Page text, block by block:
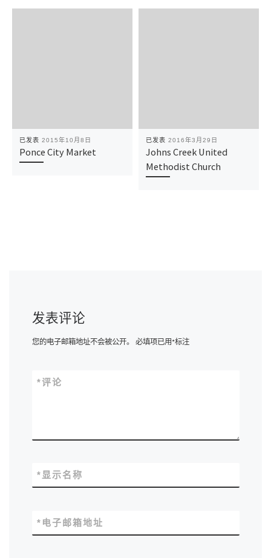
已发表 2015年10月8日
Ponce City Market
已发表 2016年3月29日
Johns Creek United
Methodist Church
发表评论
您的电子邮箱地址不会被公开。 必填项已用*标注
评论
*
显示名称
*
电子邮箱地址
*